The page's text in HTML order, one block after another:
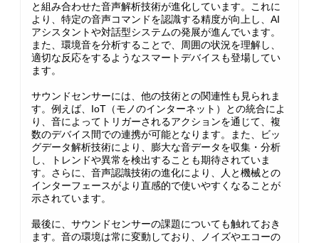
と組み合わせた音声解析技術が進化しています。これに
より、特定の音声コマンドを認識する精度が向上し、AI
アシスタントや対話型システムの発展が進んでいます。
また、環境音を分析することで、周囲の状況を理解し、
適切な反応をするようなスマートデバイスも登場してい
ます。
サウンドセンサーには、他の技術との関連性も見られま
す。例えば、IoT（モノのインターネット）との統合によ
り、音によってトリガーされるアクションを通じて、複
数のデバイス間での連携が可能となります。また、ビッ
グデータ解析技術により、膨大な音データを収集・分析
し、トレンドや異常を検出することも期待されていま
す。さらに、音声認識技術の進化により、人と機械との
インターフェースがより直感的で使いやすくなることが
示されています。
最後に、サウンドセンサーの課題についても触れておき
ます。音の環境は常に変動しており、ノイズやエコーの